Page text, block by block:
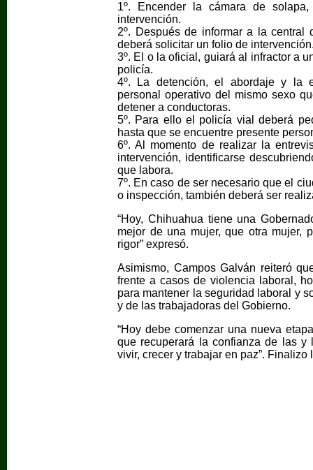
1º. Encender la cámara de
intervención.
2º. Después de informar a la
deberá solicitar un folio de
3º. El o la oficial, guiará al infractor a
policía.
4º. La detención, el abordaje y la
personal operativo del mismo sexo
detener a conductoras.
5º. Para ello el policía vial deberá
hasta que se encuentre presente
6º. Al momento de realizar la
intervención, identificarse
que labora.
7º. En caso de ser necesario que el
o inspección, también deberá ser
“Hoy, Chihuahua tiene una
mejor de una mujer, que otra mujer,
rigor” expresó.
Asimismo, Campos Galván reiteró
frente a casos de violencia laboral,
para mantener la seguridad laboral y
y de las trabajadoras del Gobierno.
“Hoy debe comenzar una nueva
que recuperará la confianza de las y
vivir, crecer y trabajar en paz”.